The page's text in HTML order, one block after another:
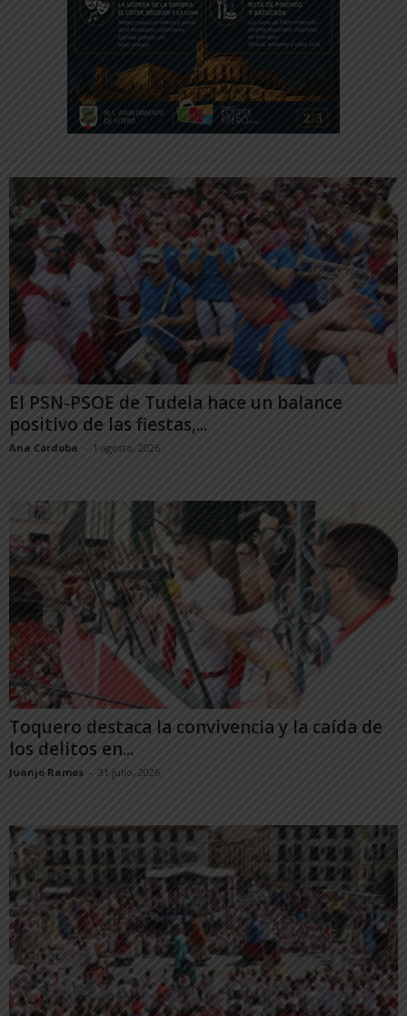
El PSN-PSOE de Tudela hace un balance
positivo de las fiestas,...
Ana Córdoba - 1 agosto, 2026
Toquero destaca la convivencia y la caída de
los delitos en...
Juanjo Ramos - 31 julio, 2026